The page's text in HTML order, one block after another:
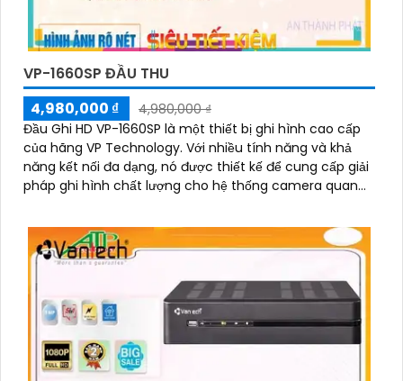
VP-1660SP ĐẦU THU
4,980,000 ₫
4,980,000 ₫
Đầu Ghi HD VP-1660SP là một thiết bị ghi hình cao cấp
của hãng VP Technology. Với nhiều tính năng và khả
năng kết nối đa dạng, nó được thiết kế để cung cấp giải
pháp ghi hình chất lượng cho hệ thống camera quan